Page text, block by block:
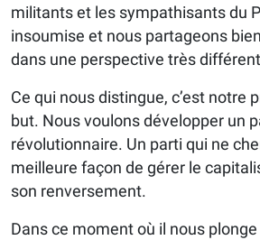
militants et les sympathisants du
insoumise et nous partageons
dans une perspective très
Ce qui nous distingue, c’est notre
but. Nous voulons développer un
révolutionnaire. Un parti qui ne
meilleure façon de gérer le
son renversement.
Dans ce moment où il nous